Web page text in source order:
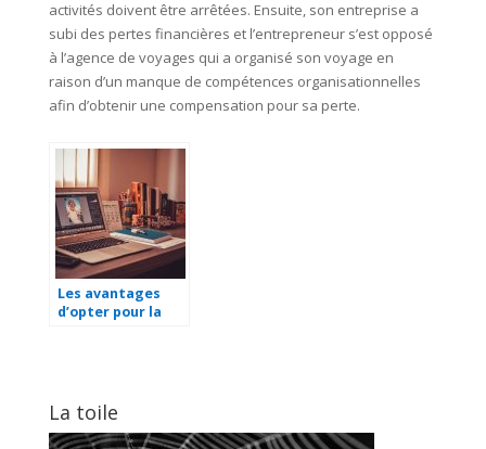
activités doivent être arrêtées. Ensuite, son entreprise a
subi des pertes financières et l’entrepreneur s’est opposé
à l’agence de voyages qui a organisé son voyage en
raison d’un manque de compétences organisationnelles
afin d’obtenir une compensation pour sa perte.
Les avantages
d’opter pour la
La toile